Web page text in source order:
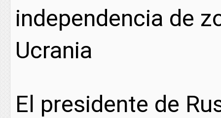
independencia de
Ucrania
El presidente de